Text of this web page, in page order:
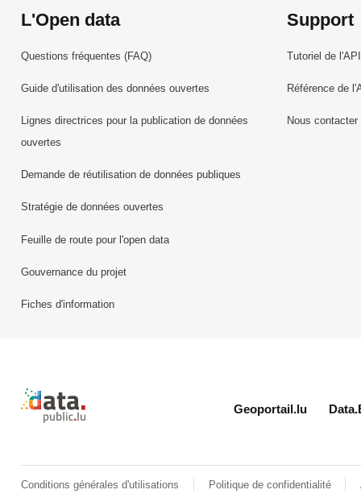
L'Open data
Questions fréquentes (FAQ)
Guide d'utilisation des données ouvertes
Lignes directrices pour la publication de données
ouvertes
Demande de réutilisation de données publiques
Stratégie de données ouvertes
Feuille de route pour l'open data
Gouvernance du projet
Fiches d'information
Support
Tutoriel de l'API
Référence de
Nous contacter
Retour à l'accueil de data.public.lu
Geoportail.lu
Conditions générales d'utilisations Politique de confidentialité